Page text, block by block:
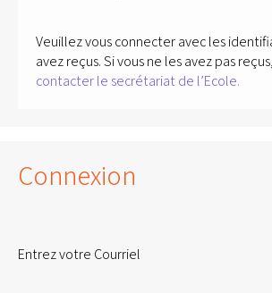
Veuillez vous connecter avec les
avez reçus. Si vous ne les avez pas
contacter le secrétariat de l’Ecole.
Connexion
Entrez votre Courriel